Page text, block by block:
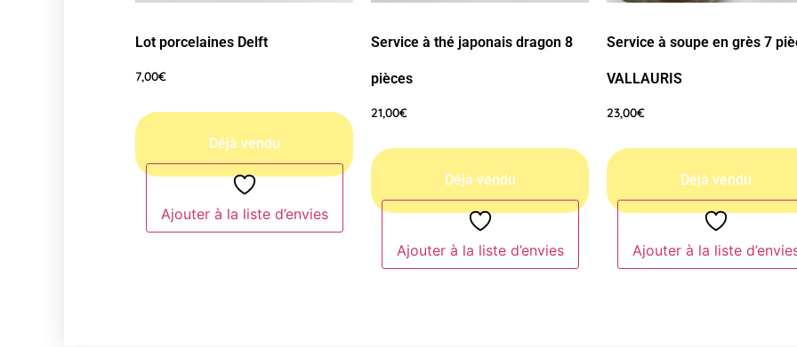
Lot porcelaines Delft
7,00€
Ajouter à la liste d’envies
Service à thé japonais dragon 8
pièces
21,00€
Ajouter à la liste d’envies
Service à soupe en grès 7
VALLAURIS
23,00€
Ajouter à la liste